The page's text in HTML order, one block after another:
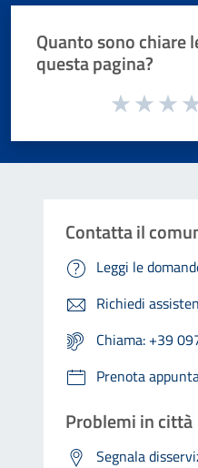
Quanto sono chiare
questa pagina?
Valuta da 1 a 5 stelle la pagina
Contatta il
Leggi le
Richiedi
Chiama: +39
Prenota
Problemi in città
Segnala